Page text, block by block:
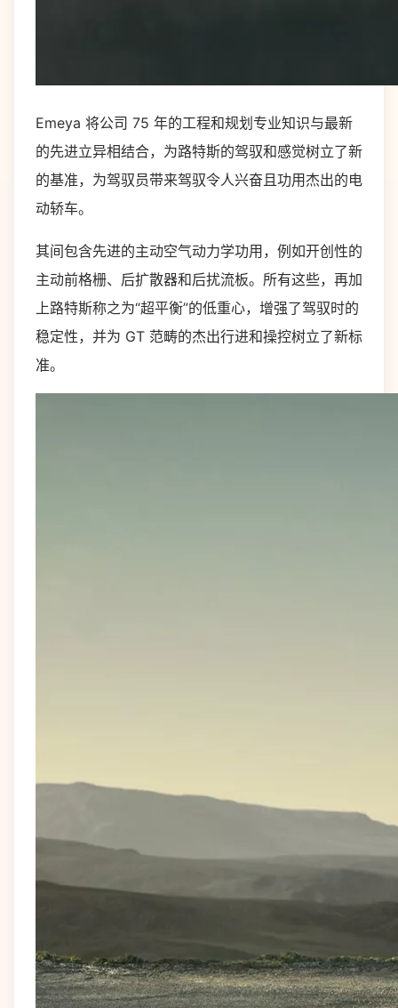
Emeya 将公司 75 年的工程和规划专业知识与最新
的先进立异相结合，为路特斯的驾驭和感觉树立了新
的基准，为驾驭员带来驾驭令人兴奋且功用杰出的电
动轿车。
其间包含先进的主动空气动力学功用，例如开创性的
主动前格栅、后扩散器和后扰流板。所有这些，再加
上路特斯称之为“超平衡”的低重心，增强了驾驭时的
稳定性，并为 GT 范畴的杰出行进和操控树立了新标
准。